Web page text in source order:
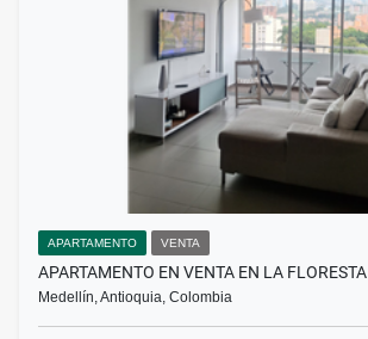
APARTAMENTO VENTA
APARTAMENTO EN VENTA EN LA FLORESTA
Medellín, Antioquia, Colombia